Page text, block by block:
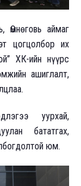
Өмнөговь аймаг
цогцолбор их
ХК-ийн нүүрс
ашиглалт,
уурхай,
бататгах,
юм.